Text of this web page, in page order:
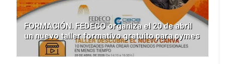
FORMACIÓN. FEDECO organiza el 20 de abril
un nuevo taller formativo gratuito para pymes